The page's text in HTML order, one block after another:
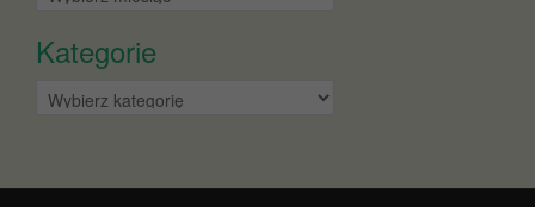
Kategorie
Kategorie